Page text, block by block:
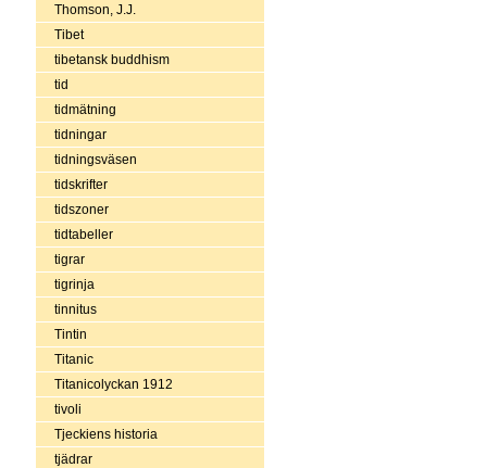
Thomson, J.J.
Tibet
tibetansk buddhism
tid
tidmätning
tidningar
tidningsväsen
tidskrifter
tidszoner
tidtabeller
tigrar
tigrinja
tinnitus
Tintin
Titanic
Titanicolyckan 1912
tivoli
Tjeckiens historia
tjädrar